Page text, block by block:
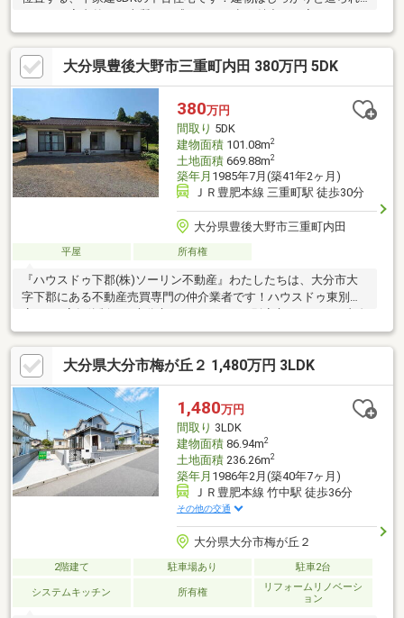
ており、室内外から上質さを感じられる点も魅力。平家ならでは
の生活動線の良さで、子育て世帯はもちろん、ご夫婦世帯や少人
数でゆったり暮らしたい方にもおすすめです。駐車スペースは3台
以上確保可能！造成工事を行うことで、さらに広い駐車計画もご
検討いただけます。ぜひ現地にて住環境をご確認ください！【ナ
ビ検索：豊後大野市三重町赤嶺1192-4 付近】
大分県豊後大野市三重町内田 380万円 5DK
380万円
間取り 5DK
建物面積101.08m2
土地面積669.88m2
築年月 1985年7月(築41年2ヶ月)
ＪＲ豊肥本線 三重町駅 徒歩30分
大分県豊後大野市三重町内田
平屋 所有権
『ハウスドゥ下郡(株)ソーリン不動産』わたしたちは、大分市大
字下郡にある不動産売買専門の仲介業者です！ハウスドゥ東別府
市、日出町など県内各地の情報が集まります！●『住宅ローンの
審査に通るか不安』、『家の購入を何から始めていいのかわから
ない』、『リフォームを頼む業者を知らない』等、様々なお客様
のご不安を全て解決します！経験豊富な不動産のプロがどこより
も誠実にわかりやすくアドバイス！融資や保険、建築など不動産
に関わるすべてのことを『ワンストップサービス』で提供しま
す！
大分県大分市梅が丘２ 1,480万円 3LDK
1,480万円
間取り 3LDK
建物面積86.94m2
土地面積236.26m2
築年月 1986年2月(築40年7ヶ月)
ＪＲ豊肥本線 竹中駅 徒歩36分
その他の交通
大分県大分市梅が丘２
2階建て 駐車場あり 駐車2台
システムキッチン 所有権
リフォームリノベーシ
ョン